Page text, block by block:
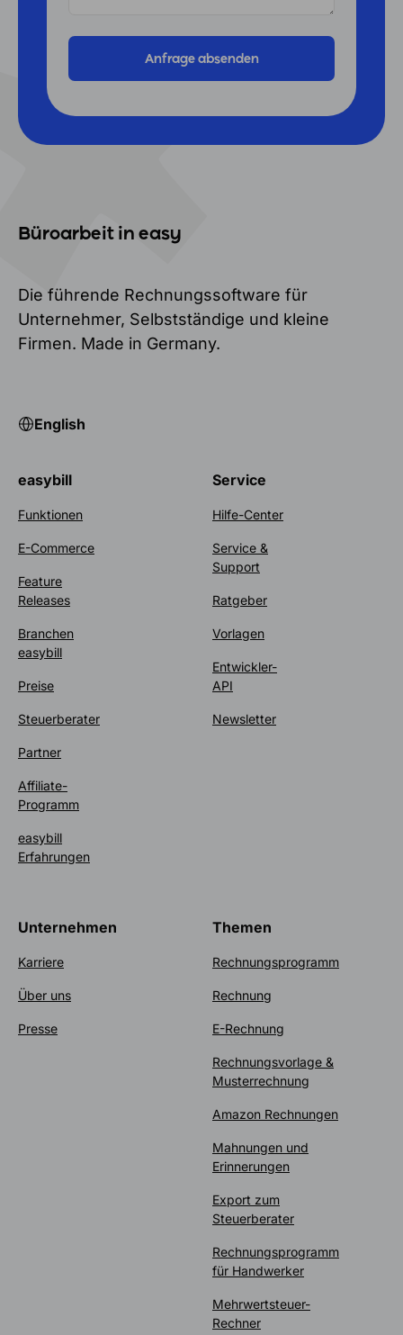
Büroarbeit in easy
Die führende Rechnungssoftware für
Unternehmer, Selbstständige und kleine
Firmen. Made in Germany.
English
easybill
Funktionen
E-Commerce
Feature
Releases
Branchen
easybill
Preise
Steuerberater
Partner
Affiliate-
Programm
easybill
Erfahrungen
Service
Hilfe-Center
Service &
Support
Ratgeber
Vorlagen
Entwickler-
API
Newsletter
Unternehmen
Karriere
Über uns
Presse
Themen
Rechnungsprogramm
Rechnung
E-Rechnung
Rechnungsvorlage &
Musterrechnung
Amazon Rechnungen
Mahnungen und
Erinnerungen
Export zum
Steuerberater
Rechnungsprogramm
für Handwerker
Mehrwertsteuer-
Rechner